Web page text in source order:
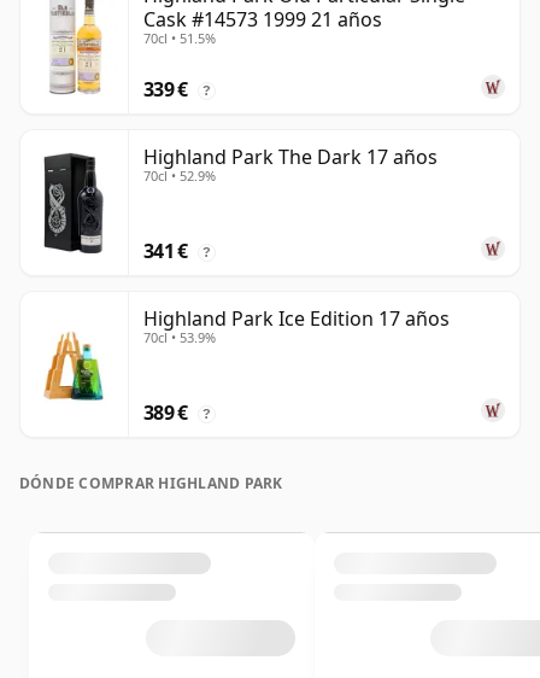
Cask #14573 1999 21 años
70cl • 51.5%
339 € ?
Highland Park The Dark 17 años
70cl • 52.9%
341 € ?
Highland Park Ice Edition 17 años
70cl • 53.9%
389 € ?
DÓNDE COMPRAR HIGHLAND PARK